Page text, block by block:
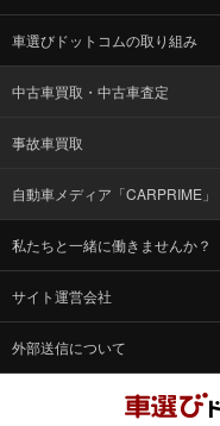
車選びドットコムの取り組み
中古車買取・中古車査定
事故車買取
自動車メディア「CARPRIME」
私たちと一緒に働きませんか？
サイト運営会社
外部送信について